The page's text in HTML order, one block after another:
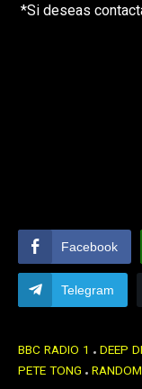
*Si deseas
Facebook
Telegram
BBC RADIO 1 DEEP
PETE TONG RANDOM